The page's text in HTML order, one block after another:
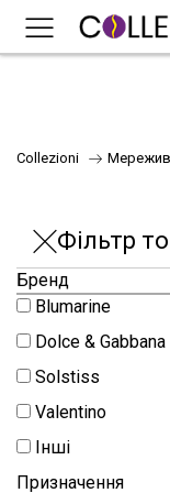
НОВИНКИ
Collezioni
Фільтр
Бренд
Blumarine
Dolce & Gabbana
Solstiss
Valentino
Інші
Призначення